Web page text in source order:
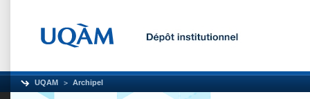
UQAM Archipel